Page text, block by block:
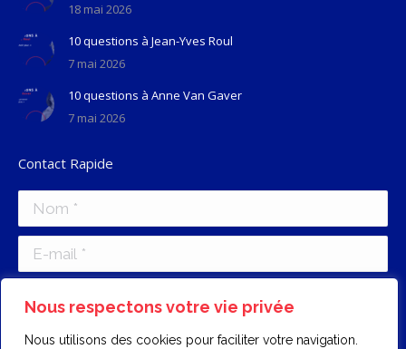
Nous respectons votre vie privée
Nous utilisons des cookies pour faciliter votre navigation.
18 mai 2026
10 questions à Jean-Yves Roul
7 mai 2026
10 questions à Anne Van Gaver
7 mai 2026
Contact Rapide
Nom *
E-mail *